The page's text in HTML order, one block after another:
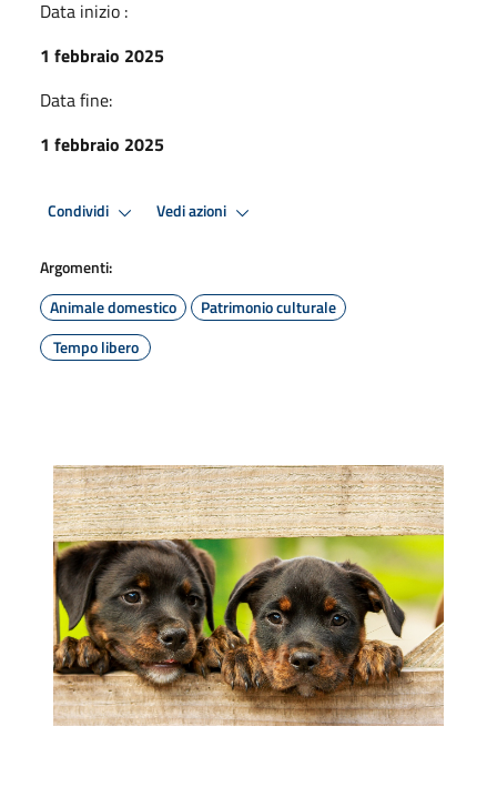
Data inizio :
1 febbraio 2025
Data fine:
1 febbraio 2025
Condividi Vedi azioni
Argomenti:
Animale domestico
Patrimonio culturale
Tempo libero